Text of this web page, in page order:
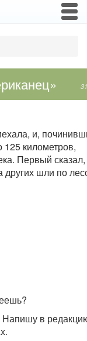
и,
километров,
Первый сказал,
других шли по
в